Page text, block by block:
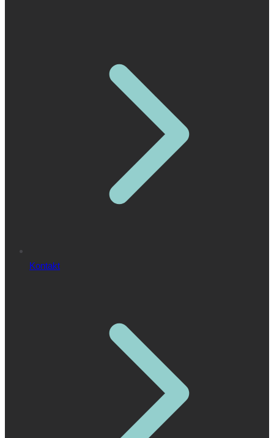
Kontakt